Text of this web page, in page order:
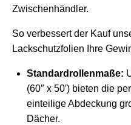
Zwischenhändler.
So verbessert der Kauf
Lackschutzfolien Ihre
Standardrollenmaße:
(60″ x 50′) bieten die
einteilige Abdeckung
Dächer.